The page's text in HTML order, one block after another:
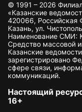
© 1991 – 2026
«Казанские
420066, Российская
Казань, ул.
Наименование СМИ:
Средство массовой
Казанские
зарегистрировано
сфере связи,
коммуникаций.
Настоящий
16+